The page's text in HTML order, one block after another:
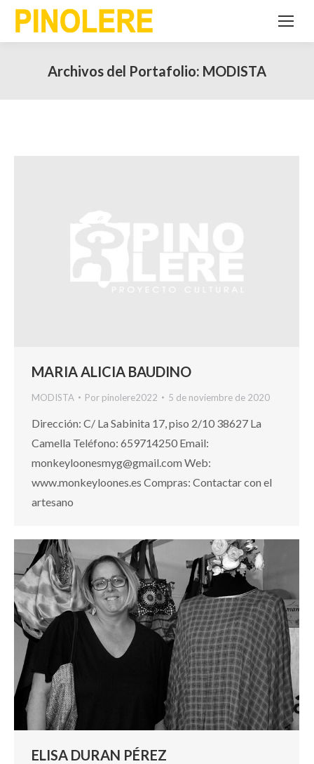
Archivos del Portafolio: MODISTA
MARIA ALICIA BAUDINO
MODISTA Por pinolere2022 5 de noviembre de 2020
Dirección: C/ La Sabinita 17, piso 2/10 38627 La
Camella Teléfono: 659714250 Email:
monkeyloonesmyg@gmail.com Web:
www.monkeyloones.es Compras: Contactar con el
artesano
ELISA DURAN PÉREZ